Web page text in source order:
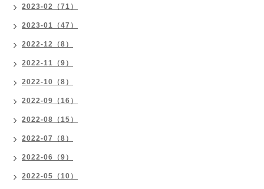
2023-02（71）
2023-01（47）
2022-12（8）
2022-11（9）
2022-10（8）
2022-09（16）
2022-08（15）
2022-07（8）
2022-06（9）
2022-05（10）